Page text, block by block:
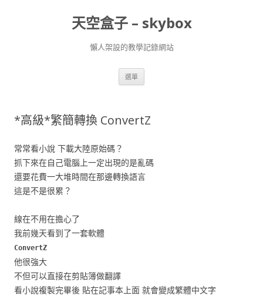
天空盒子 – skybox
懶人架設的教學記錄網站
選單
*高級*繁簡轉換 ConvertZ
常常看小說 下載大陸原始碼？
抓下來在自己電腦上一定出現的是亂碼
還要花費一大堆時間在那邊轉換語言
這是不是很累？
線在不用在擔心了
我前幾天看到了一套軟體
ConvertZ
他很強大
不但可以直接在剪貼簿做翻譯
看小說複製完畢後 貼在記事本上面 就會變成繁體中文字